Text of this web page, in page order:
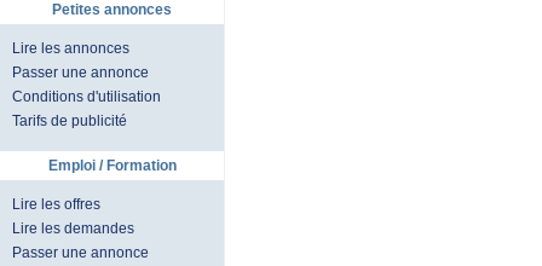
Petites annonces
Lire les annonces
Passer une annonce
Conditions d'utilisation
Tarifs de publicité
Emploi / Formation
Lire les offres
Lire les demandes
Passer une annonce